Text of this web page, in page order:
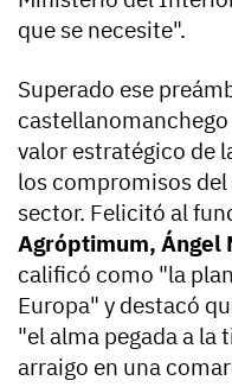
que se necesite".
Superado ese
valor estratégico de
los compromisos
sector. Felicitó al
Agróptimum, Ángel
calificó como "la
Europa" y destacó
"el alma pegada a la
arraigo en una